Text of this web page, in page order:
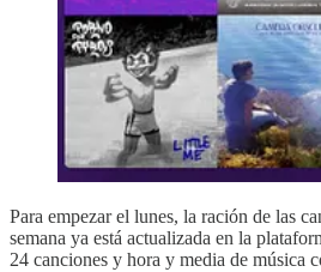
Para empezar el lunes, la ración de las
semana ya está actualizada en la
24 canciones y hora y media de música